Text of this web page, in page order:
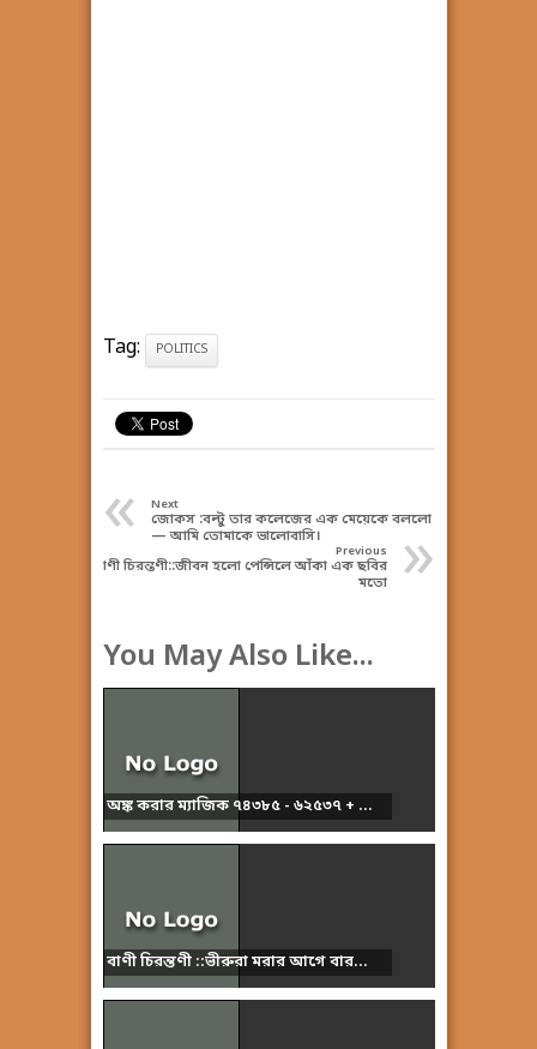
Tag: POLITICS
« Next
জোকস :বল্টু তার কলেজের এক মেয়েকে বললো
— আমি তোমাকে ভালোবাসি।
»
Previous
বাণী চিরন্তণী::জীবন হলো পেন্সিলে আঁকা এক ছবির
মতো
You May Also Like...
অঙ্ক করার ম্যাজিক ৭৪৩৮৫ - ৬২৫৩৭ + ...
বাণী চিরন্তণী ::ভীরুরা মরার আগে বার...